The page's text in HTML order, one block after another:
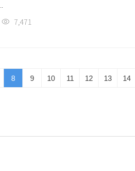
7,471
8 9 10 11 12 13 14